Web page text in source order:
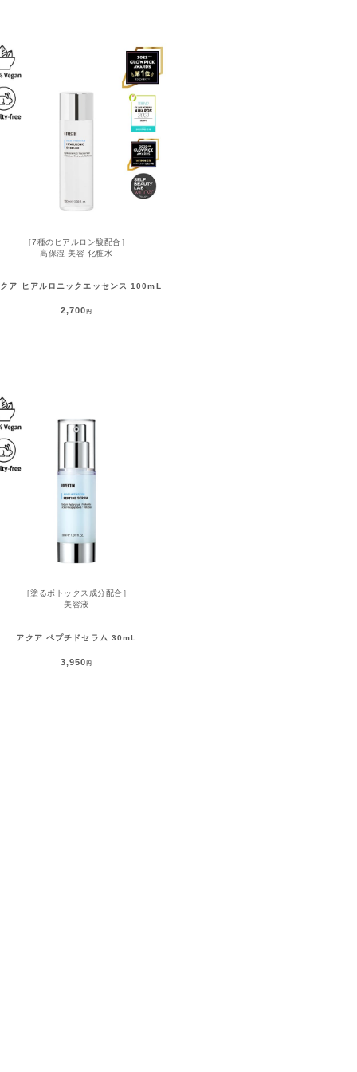
［7種のヒアルロン酸配合］
高保湿 美容 化粧水
ア ヒアルロニックエッセンス 100mL
2,700円
［塗るボトックス成分配合］
美容液
アクア ペプチドセラム 30mL
3,950円